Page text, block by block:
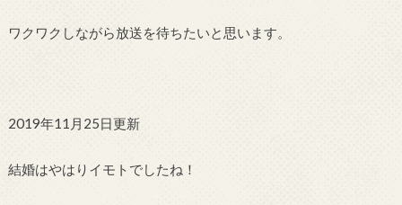
ワクワクしながら放送を待ちたいと思います。
2019年11月25日更新
結婚はやはりイモトでしたね！